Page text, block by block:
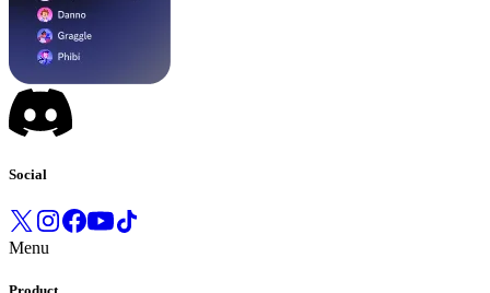
Social
Menu